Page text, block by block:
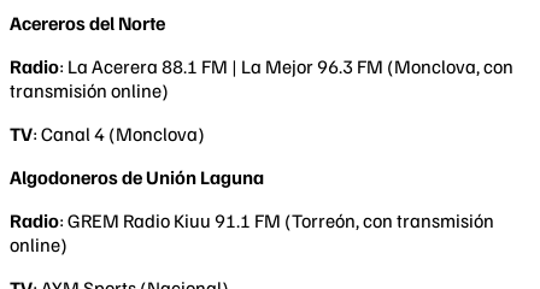
Acereros del Norte
Radio: La Acerera 88.1 FM | La Mejor 96.3 FM (Monclova, con
transmisión online)
TV: Canal 4 (Monclova)
Algodoneros de Unión Laguna
Radio: GREM Radio Kiuu 91.1 FM (Torreón, con transmisión
online)